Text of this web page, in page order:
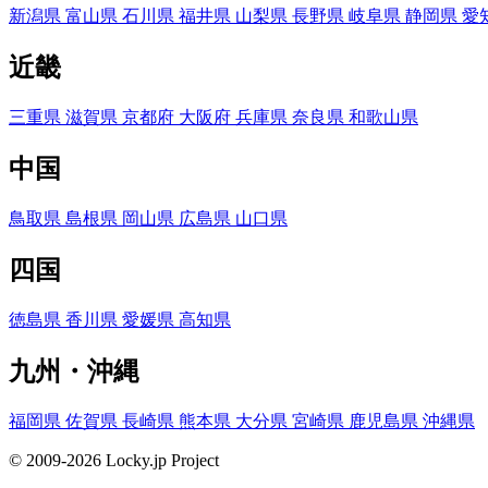
新潟県 富山県 石川県 福井県 山梨県 長野県 岐阜県 静岡県 愛
近畿
三重県 滋賀県 京都府 大阪府 兵庫県 奈良県 和歌山県
中国
鳥取県 島根県 岡山県 広島県 山口県
四国
徳島県 香川県 愛媛県 高知県
九州・沖縄
福岡県 佐賀県 長崎県 熊本県 大分県 宮崎県 鹿児島県 沖縄県
© 2009-2026 Locky.jp Project